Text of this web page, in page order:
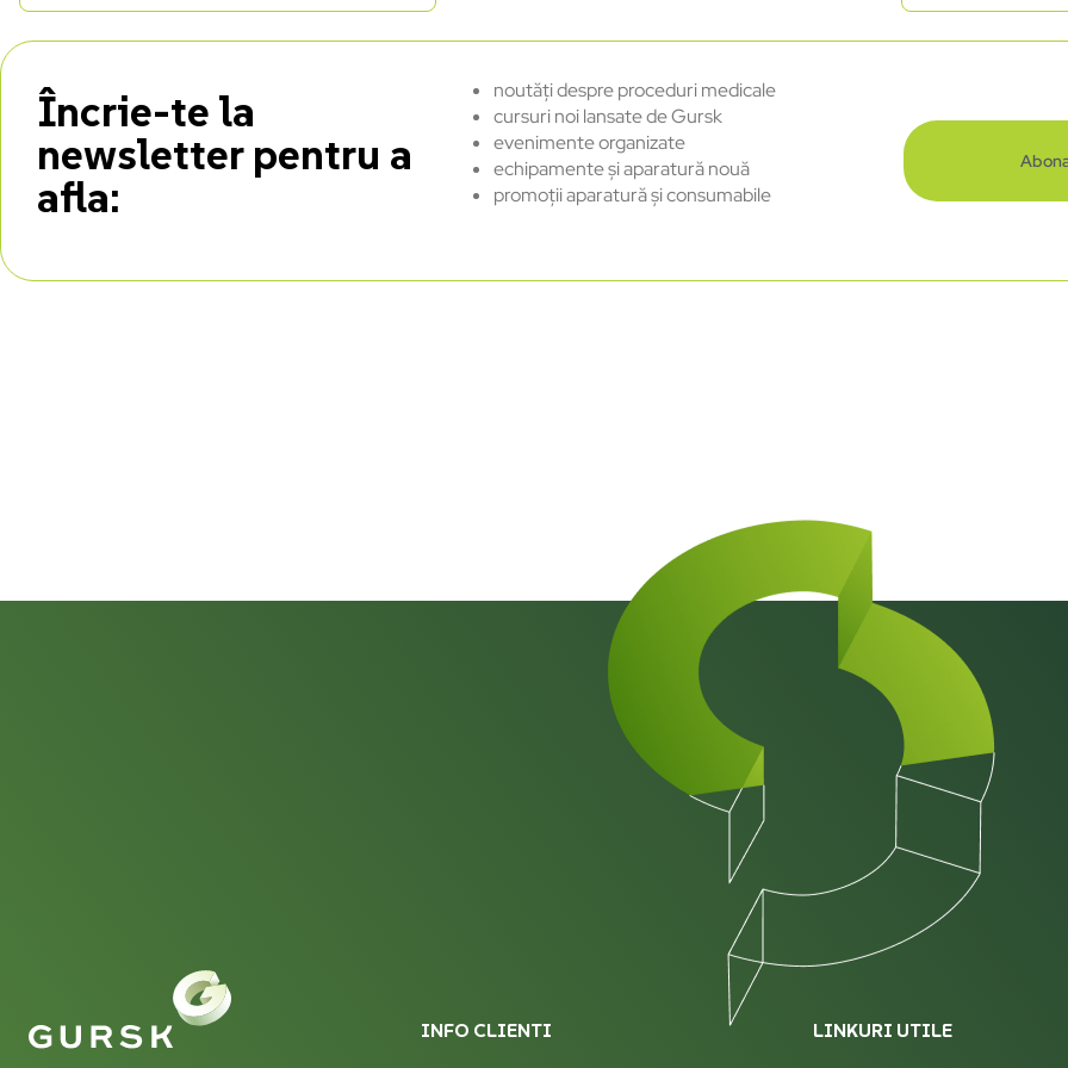
Încrie-te la
newsletter pentru a
afla:
noutăți despre proceduri medicale
cursuri noi lansate de Gursk
evenimente organizate
echipamente și aparatură nouă
promoții aparatură și consumabile
INFO CLIENTI LINKURI UTILE